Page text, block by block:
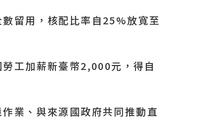
留用，核配比率自25%放寬至
工加薪新臺幣2,000元，得自
業、與來源國政府共同推動直